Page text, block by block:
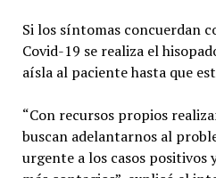
Si los síntomas concuerdan
Covid-19 se realiza el
aísla al paciente hasta que
“Con recursos propios
buscan adelantarnos al
urgente a los casos positivos